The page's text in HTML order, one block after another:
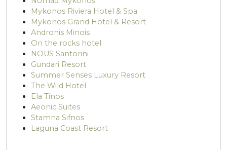
Mykonos Riviera Hotel & Spa
Mykonos Grand Hotel & Resort
Andronis Minois
On the rocks hotel
NOUS Santorini
Gundari Resort
Summer Senses Luxury Resort
The Wild Hotel
Ela Tinos
Aeonic Suites
Stamna Sifnos
Laguna Coast Resort